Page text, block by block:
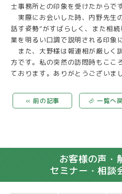
士事務所との印象を受けたからです
実際にお会いした時、内野先生
話す姿勢”がすばらしく、また相
業を明るい口調で説明される印象
また、大野様は報連相が厳しく
方です。私の突然の訪問時もここ
ております。ありがとうございまし
« 前の記事 ⏎ 一覧へ
お客様の声・
セミナー・相談